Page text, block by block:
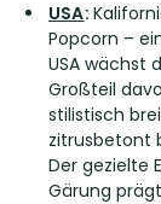
USA:
Popcorn –
USA wächst
Großteil
stilistisch
zitrusbetont
Der gezielte
Gärung